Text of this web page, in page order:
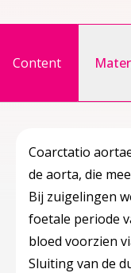
Content
Coarctatio
de aorta, die
Bij zuigelingen
foetale periode
bloed voorzien
Sluiting van de